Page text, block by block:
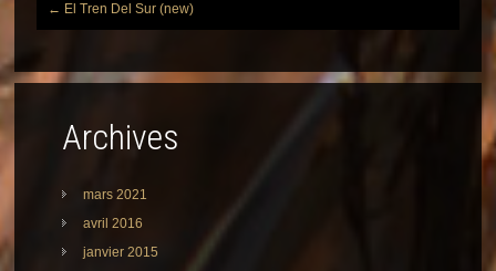
Post
navigation
← El Tren Del Sur (new)
Archives
mars 2021
avril 2016
janvier 2015